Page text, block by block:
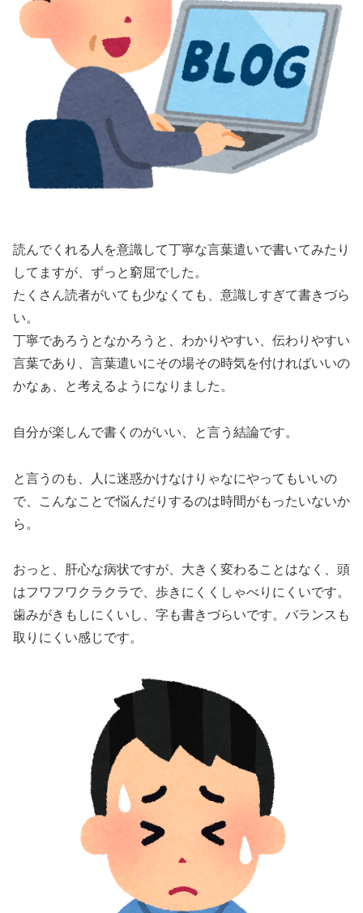
読んでくれる人を意識して丁寧な言葉遣いで書いてみたり
してますが、ずっと窮屈でした。
たくさん読者がいても少なくても、意識しすぎて書きづら
い。
丁寧であろうとなかろうと、わかりやすい、伝わりやすい
言葉であり、言葉遣いにその場その時気を付ければいいの
かなぁ、と考えるようになりました。
自分が楽しんで書くのがいい、と言う結論です。
と言うのも、人に迷惑かけなけりゃなにやってもいいの
で、こんなことで悩んだりするのは時間がもったいないか
ら。
おっと、肝心な病状ですが、大きく変わることはなく、頭
はフワフワクラクラで、歩きにくくしゃべりにくいです。
歯みがきもしにくいし、字も書きづらいです。バランスも
取りにくい感じです。